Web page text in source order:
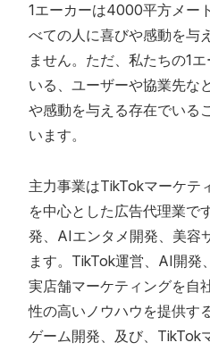
1エーカーは4000平方メー
べての人に喜びや感動を与
ません。ただ、私たちの1
いる、ユーザーや協業先な
や感動を与える存在でいる
います。
主力事業はTikTokマーケテ
を中心とした広告代理業で
発、AIエンタメ開発、美容
ます。TikTok運営、AI開発
実店舗マーケティングを自
性の高いノウハウを提供す
ゲーム開発、及び、TikTok